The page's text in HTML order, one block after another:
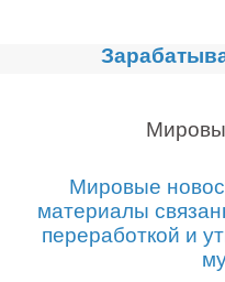
Главная
Мировые
материалы
переработкой и